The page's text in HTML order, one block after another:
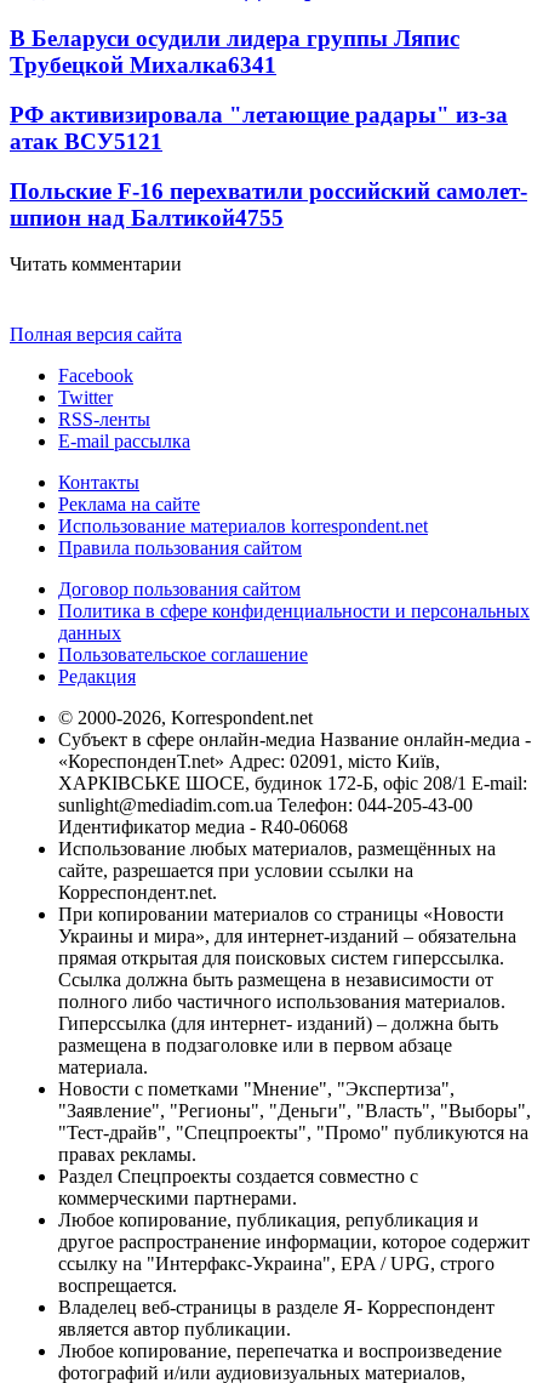
В Беларуси осудили лидера группы Ляпис
Трубецкой Михалка6341
РФ активизировала "летающие радары" из-за
атак ВСУ5121
Польские F-16 перехватили российский самолет-
шпион над Балтикой4755
Читать комментарии
Полная версия сайта
Facebook
Twitter
RSS-ленты
E-mail рассылка
Контакты
Реклама на сайте
Использование материалов korrespondent.net
Правила пользования сайтом
Договор пользования сайтом
Политика в сфере конфиденциальности и персональных
данных
Пользовательское соглашение
Редакция
© 2000-2026, Korrespondent.net
Субъект в сфере онлайн-медиа Название онлайн-медиа -
«КореспонденТ.net» Адрес: 02091, місто Київ,
ХАРКІВСЬКЕ ШОСЕ, будинок 172-Б, офіс 208/1 E-mail:
sunlight@mediadim.com.ua Телефон: 044-205-43-00
Идентификатор медиа - R40-06068
Использование любых материалов, размещённых на
сайте, разрешается при условии ссылки на
Корреспондент.net.
При копировании материалов со страницы «Новости
Украины и мира», для интернет-изданий – обязательна
прямая открытая для поисковых систем гиперссылка.
Ссылка должна быть размещена в независимости от
полного либо частичного использования материалов.
Гиперссылка (для интернет- изданий) – должна быть
размещена в подзаголовке или в первом абзаце
материала.
Новости с пометками "Мнение", "Экспертиза",
"Заявление", "Регионы", "Деньги", "Власть", "Выборы",
"Тест-драйв", "Спецпроекты", "Промо" публикуются на
правах рекламы.
Раздел Спецпроекты создается совместно с
коммерческими партнерами.
Любое копирование, публикация, републикация и
другое распространение информации, которое содержит
ссылку на "Интерфакс-Украина", EPA / UPG, строго
воспрещается.
Владелец веб-страницы в разделе Я- Корреспондент
является автор публикации.
Любое копирование, перепечатка и воспроизведение
фотографий и/или аудиовизуальных материалов,